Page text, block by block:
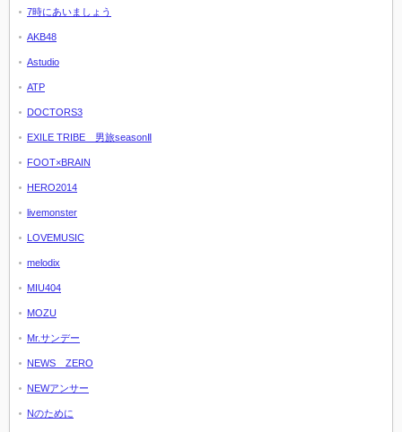
7時にあいましょう
AKB48
Astudio
ATP
DOCTORS3
EXILE TRIBE 男旅seasonⅡ
FOOT×BRAIN
HERO2014
livemonster
LOVEMUSIC
melodix
MIU404
MOZU
Mr.サンデー
NEWS ZERO
NEWアンサー
Nのために